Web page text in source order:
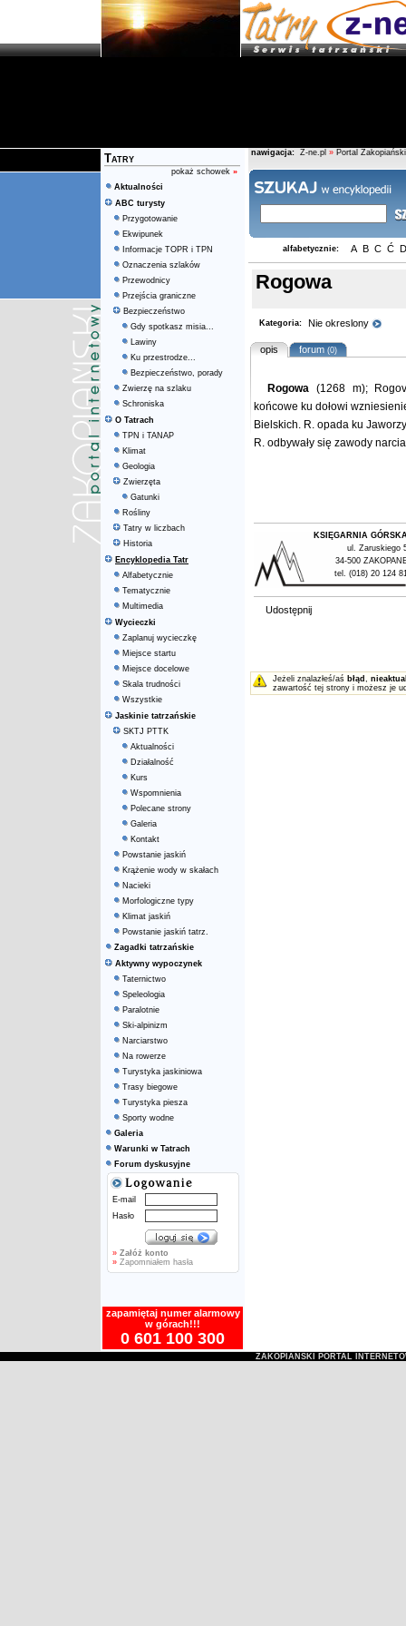
Tatry
pokaż schowek »
Aktualności
ABC turysty
Przygotowanie
Ekwipunek
Informacje TOPR i TPN
Oznaczenia szlaków
Przewodnicy
Przejścia graniczne
Bezpieczeństwo
Gdy spotkasz misia...
Lawiny
Ku przestrodze...
Bezpieczeństwo, porady
Zwierzę na szlaku
Schroniska
O Tatrach
TPN i TANAP
Klimat
Geologia
Zwierzęta
Gatunki
Rośliny
Tatry w liczbach
Historia
Encyklopedia Tatr
Alfabetycznie
Tematycznie
Multimedia
Wycieczki
Zaplanuj wycieczkę
Miejsce startu
Miejsce docelowe
Skala trudności
Wszystkie
Jaskinie tatrzańskie
SKTJ PTTK
Aktualności
Działalność
Kurs
Wspomnienia
Polecane strony
Galeria
Kontakt
Powstanie jaskiń
Krążenie wody w skałach
Nacieki
Morfologiczne typy
Klimat jaskiń
Powstanie jaskiń tatrz.
Zagadki tatrzańskie
Aktywny wypoczynek
Taternictwo
Speleologia
Paralotnie
Ski-alpinizm
Narciarstwo
Na rowerze
Turystyka jaskiniowa
Trasy biegowe
Turystyka piesza
Sporty wodne
Galeria
Warunki w Tatrach
Forum dyskusyjne
E-mail
Hasło
» Załóż konto
»Zapomniałem hasła
zapamiętaj numer alarmowy
w górach!!!
0 601 100 300
nawigacja: Z-ne.pl » Portal Zakopiański
alfabetycznie: A B C Ć D
Rogowa
Kategoria: Nie okreslony
opis forum(0)
Rogowa (1268 m);
końcowe ku dołowi
Bielskich. R. opada ku
R. odbywały się zawody
KSIĘGARNIA
ul. Zaruskiego
34-500
tel. (018) 20 124
Udostępnij
Jeżeli znalazłeś/aś błąd ,
zawartość tej strony i możesz je
ZAKOPIAŃSKI PORTAL